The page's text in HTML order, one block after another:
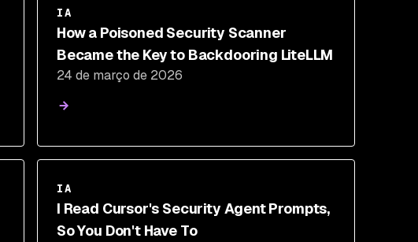
IA
How a Poisoned Security Scanner
Became the Key to Backdooring LiteLLM
24 de março de 2026
IA
I Read Cursor's Security Agent Prompts,
So You Don't Have To